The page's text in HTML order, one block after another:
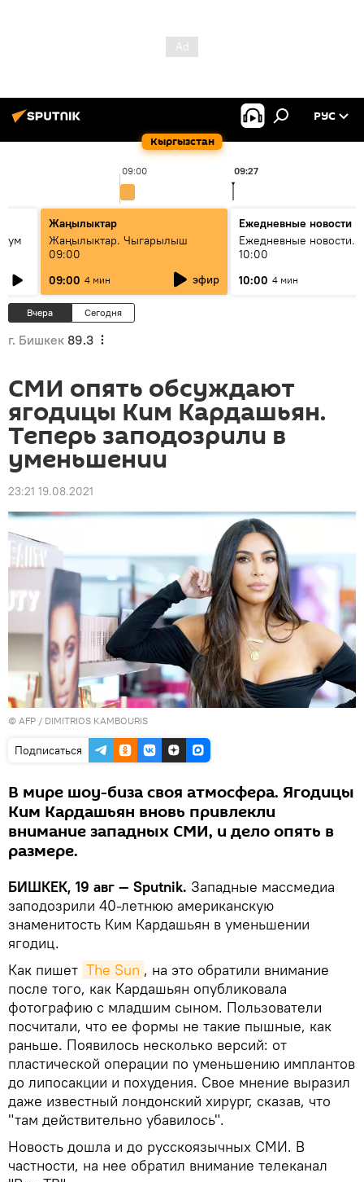
Кыргызстан
РУС
09:00 09:27
Жаңылыктар
Жаңылыктар. Чыгарылыш
09:00
09:00 4 мин эфир
Ежедневные новости
Ежедневные новости.
10:00
10:00 4 мин
Вчера Сегодня
г. Бишкек 89.3
СМИ опять обсуждают
ягодицы Ким Кардашьян.
Теперь заподозрили в
уменьшении
23:21 19.08.2021
© AFP / DIMITRIOS KAMBOURIS
Подписаться
В мире шоу-биза своя атмосфера. Ягодицы
Ким Кардашьян вновь привлекли
внимание западных СМИ, и дело опять в
размере.
БИШКЕК, 19 авг — Sputnik. Западные массмедиа
заподозрили 40-летнюю американскую
знаменитость Ким Кардашьян в уменьшении
ягодиц.
Как пишет The Sun , на это обратили внимание
после того, как Кардашьян опубликовала
фотографию с младшим сыном. Пользователи
посчитали, что ее формы не такие пышные, как
раньше. Появилось несколько версий: от
пластической операции по уменьшению имплантов
до липосакции и похудения. Свое мнение выразил
даже известный лондонский хирург, сказав, что
"там действительно убавилось".
Новость дошла и до русскоязычных СМИ. В
частности, на нее обратил внимание телеканал